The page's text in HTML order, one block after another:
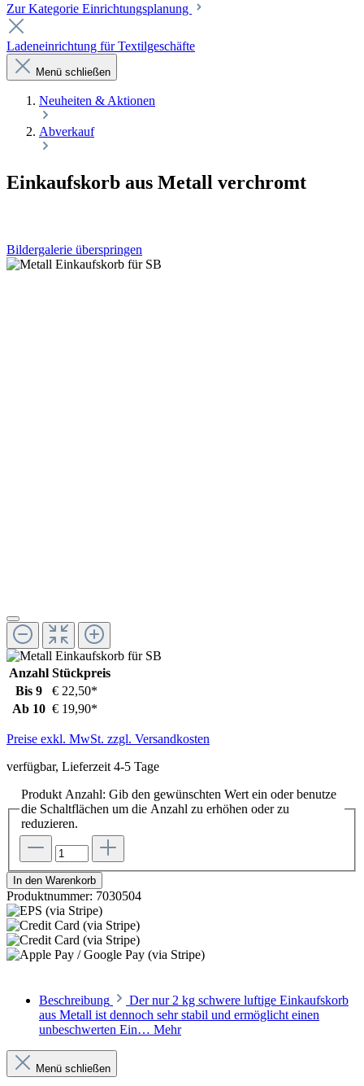
Zur Kategorie Einrichtungsplanung
Ladeneinrichtung für Textilgeschäfte
Menü schließen
Neuheiten & Aktionen
Abverkauf
Einkaufskorb aus Metall verchromt
Bildergalerie überspringen
Anzahl Stückpreis
Bis 9
€ 22,50*
Ab 10 € 19,90*
Preise exkl. MwSt. zzgl. Versandkosten
verfügbar, Lieferzeit 4-5 Tage
Produkt Anzahl: Gib den gewünschten Wert ein oder benutze
die Schaltflächen um die Anzahl zu erhöhen oder zu
reduzieren.
In den Warenkorb
Produktnummer: 7030504
Beschreibung
Der nur 2 kg schwere luftige Einkaufskorb
aus Metall ist dennoch sehr stabil und ermöglicht einen
unbeschwerten Ein… Mehr
Menü schließen